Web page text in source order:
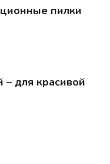
пилки
– для красивой